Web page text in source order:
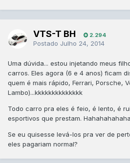
VTS-T BH 2.294
Postado Julho 24, 2014
Uma dúvida... estou injetando meus
carros. Eles agora (6 e 4 anos) ficam
quem é mais rápido, Ferrari, Porsche,
Lambo)...kkkkkkkkkkkkkk
Todo carro pra eles é feio, é lento, é
esportivos que prestam. Hahahahahaha
Se eu quisesse levá-los pra ver de
eles pagariam normal?